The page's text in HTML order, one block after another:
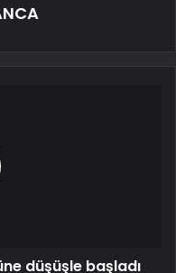
düşüşle başladı